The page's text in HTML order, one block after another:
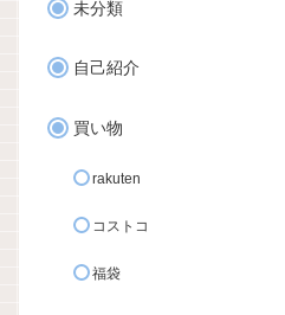
未分類
自己紹介
買い物
rakuten
コストコ
福袋